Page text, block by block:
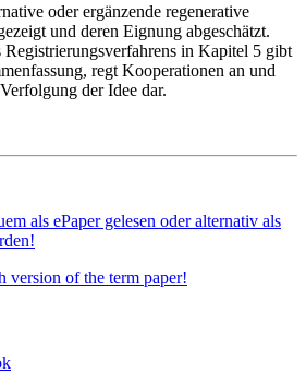
oder ergänzende regenerative
und deren Eignung abgeschätzt.
in Kapitel 5 gibt
regt Kooperationen an und
der Idee dar.
als ePaper gelesen oder alternativ als
version of the term paper!